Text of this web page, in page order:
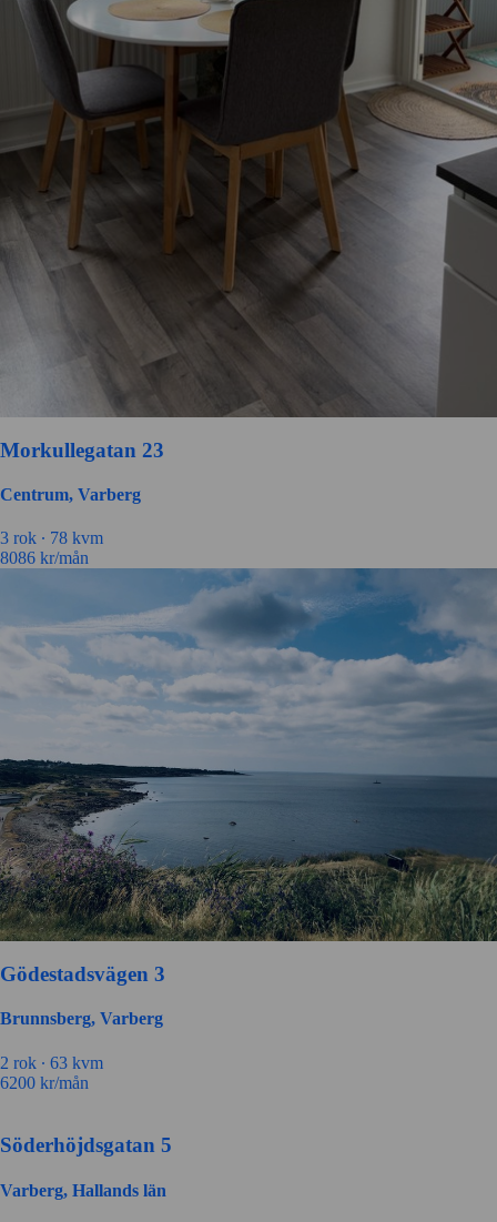
Morkullegatan 23
Centrum, Varberg
3 rok ∙ 78 kvm
8086 kr/mån
Gödestadsvägen 3
Brunnsberg, Varberg
2 rok ∙ 63 kvm
6200 kr/mån
Söderhöjdsgatan 5
Varberg, Hallands län